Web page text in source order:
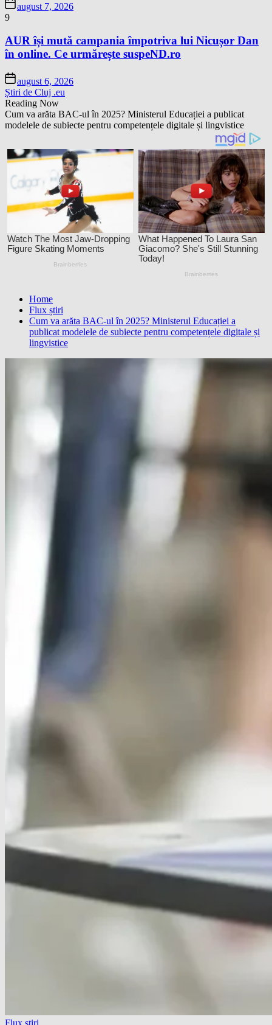
august 7, 2026
9
AUR își mută campania împotriva lui Nicușor Dan
în online. Ce urmărește suspeND.ro
august 6, 2026
Știri de Cluj .eu
Reading Now
Cum va arăta BAC-ul în 2025? Ministerul Educației a publicat
modelele de subiecte pentru competențele digitale și lingvistice
Home
Flux știri
Cum va arăta BAC-ul în 2025? Ministerul Educației a
publicat modelele de subiecte pentru competențele digitale și
lingvistice
Flux știri